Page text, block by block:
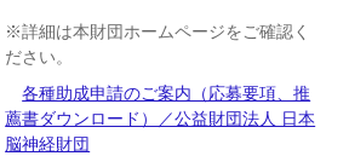
※詳細は本財団ホームページをご確認く
ださい。
各種助成申請のご案内（応募要項、推
薦書ダウンロード）／公益財団法人 日本
脳神経財団